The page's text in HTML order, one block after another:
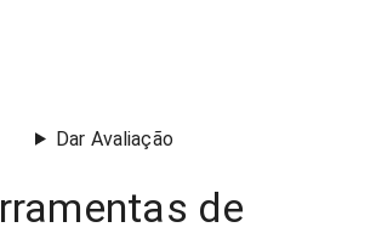
Dar Avaliação
de